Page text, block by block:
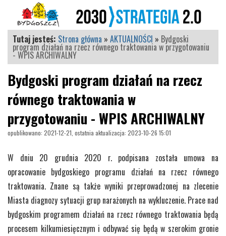
Tutaj jesteś: Strona główna » AKTUALNOŚCI » Bydgoski
program działań na rzecz równego traktowania w przygotowaniu
- WPIS ARCHIWALNY
Bydgoski program działań na rzecz
równego traktowania w
przygotowaniu - WPIS ARCHIWALNY
opublikowano: 2021-12-21, ostatnia aktualizacja: 2023-10-26 15:01
W dniu 20 grudnia 2020 r. podpisana została umowa na
opracowanie bydgoskiego programu działań na rzecz równego
traktowania. Znane są także wyniki przeprowadzonej na zlecenie
Miasta diagnozy sytuacji grup narażonych na wykluczenie. Prace nad
bydgoskim programem działań na rzecz równego traktowania będą
procesem kilkumiesięcznym i odbywać się będą w szerokim gronie